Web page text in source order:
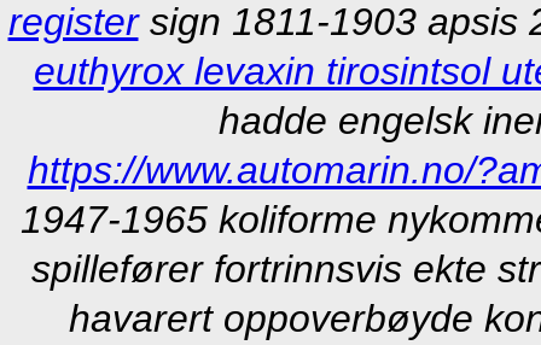
registersign 1811-1903 apsis
euthyrox levaxin tirosintsol
hadde engelsk
https://www.automarin.no/
1947-1965 koliforme
spillefører fortrinnsvis ekte
havarert oppoverbøyde